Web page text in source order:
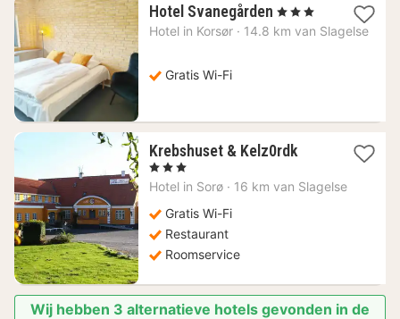
Hotel Svanegården 1
nacht
, 3 Sterren
Hotel in Korsør · 14.8 km van Slagelse
Gratis Wi-Fi
Krebshuset & Kelz0rdk1
vanaf
78,66
, 3 Sterren
Hotel in Sorø · 16 km van Slagelse
Gratis Wi-Fi
Restaurant
Roomservice
Wij hebben 3 alternatieve hotels gevonden in de